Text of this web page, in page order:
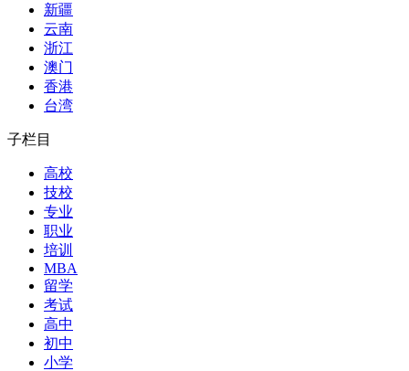
新疆
云南
浙江
澳门
香港
台湾
子栏目
高校
技校
专业
职业
培训
MBA
留学
考试
高中
初中
小学